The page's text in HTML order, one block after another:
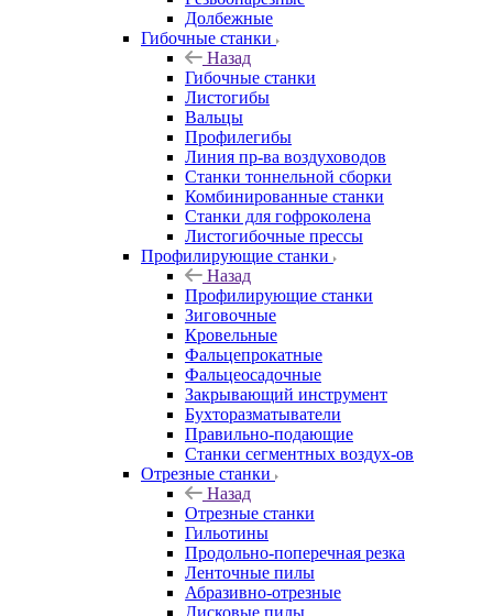
Долбежные
Гибочные станки
Назад
Гибочные станки
Листогибы
Вальцы
Профилегибы
Линия пр-ва воздуховодов
Станки тоннельной сборки
Комбинированные станки
Станки для гофроколена
Листогибочные прессы
Профилирующие станки
Назад
Профилирующие станки
Зиговочные
Кровельные
Фальцепрокатные
Фальцеосадочные
Закрывающий инструмент
Бухторазматыватели
Правильно-подающие
Станки сегментных воздух-ов
Отрезные станки
Назад
Отрезные станки
Гильотины
Продольно-поперечная резка
Ленточные пилы
Абразивно-отрезные
Дисковые пилы